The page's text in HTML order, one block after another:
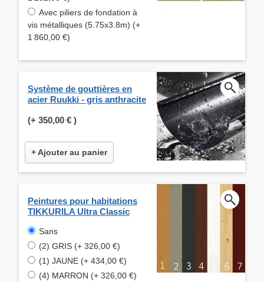
Avec piliers de fondation à
vis métalliques (5.75x3.8m) (+
1 860,00 €)
Système de gouttières en
acier Ruukki - gris anthracite
(+ 350,00 € )
+ Ajouter au panier
Peintures pour habitations
TIKKURILA Ultra Classic
Sans
(2) GRIS (+ 326,00 €)
(1) JAUNE (+ 434,00 €)
(4) MARRON (+ 326,00 €)